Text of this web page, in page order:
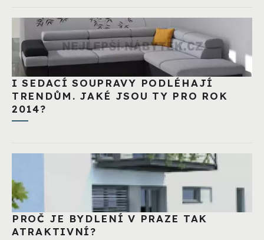
I SEDACÍ SOUPRAVY PODLÉHAJÍ
TRENDŮM. JAKÉ JSOU TY PRO ROK
2014?
PROČ JE BYDLENÍ V PRAZE TAK
ATRAKTIVNÍ?